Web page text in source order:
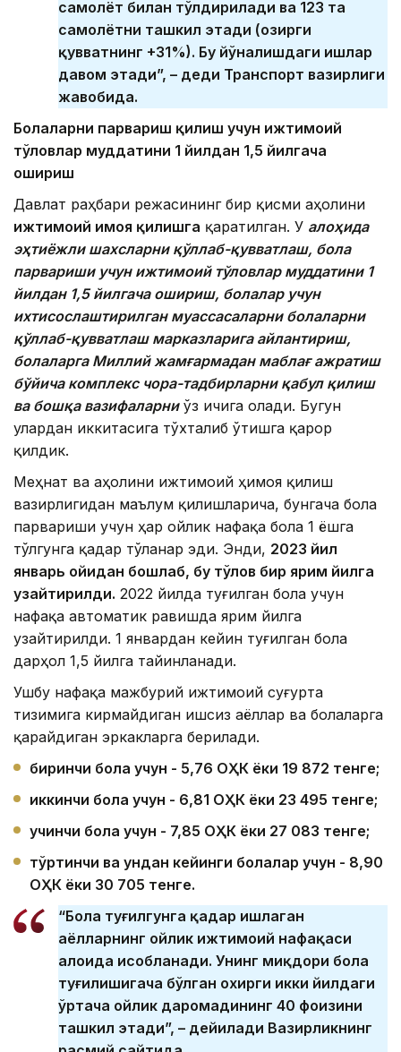
самолёт билан тўлдирилади ва 123 та
самолётни ташкил этади (ҳозирги
қувватнинг +31%). Бу йўналишдаги ишлар
давом этади”, – деди Транспорт вазирлиги
жавобида.
Болаларни парвариш қилиш учун ижтимоий
тўловлар муддатини 1 йилдан 1,5 йилгача
ошириш
Давлат раҳбари режасининг бир қисми аҳолини
ижтимоий ҳимоя қилишга қаратилган. У алоҳида
эҳтиёжли шахсларни қўллаб-қувватлаш, бола
парвариши учун ижтимоий тўловлар муддатини 1
йилдан 1,5 йилгача ошириш, болалар учун
ихтисослаштирилган муассасаларни болаларни
қўллаб-қувватлаш марказларига айлантириш,
болаларга Миллий жамғармадан маблағ ажратиш
бўйича комплекс чора-тадбирларни қабул қилиш
ва бошқа вазифаларниўз ичига олади. Бугун
улардан иккитасига тўхталиб ўтишга қарор
қилдик.
Меҳнат ва аҳолини ижтимоий ҳимоя қилиш
вазирлигидан маълум қилишларича, бунгача бола
парвариши учун ҳар ойлик нафақа бола 1 ёшга
тўлгунга қадар тўланар эди. Энди, 2023 йил
январь ойидан бошлаб, бу тўлов бир ярим йилга
узайтирилди. 2022 йилда туғилган бола учун
нафақа автоматик равишда ярим йилга
узайтирилди. 1 январдан кейин туғилган бола
дарҳол 1,5 йилга тайинланади.
Ушбу нафақа мажбурий ижтимоий суғурта
тизимига кирмайдиган ишсиз аёллар ва болаларга
қарайдиган эркакларга берилади.
биринчи бола учун - 5,76 ОҲК ёки 19 872 тенге;
иккинчи бола учун - 6,81 ОҲК ёки 23 495 тенге;
учинчи бола учун - 7,85 ОҲК ёки 27 083 тенге;
тўртинчи ва ундан кейинги болалар учун - 8,90
ОҲК ёки 30 705 тенге.
“Бола туғилгунга қадар ишлаган
аёлларнинг ойлик ижтимоий нафақаси
алоҳида ҳисобланади. Унинг миқдори бола
туғилишигача бўлган охирги икки йилдаги
ўртача ойлик даромадининг 40 фоизини
ташкил этади”, – дейилади Вазирликнинг